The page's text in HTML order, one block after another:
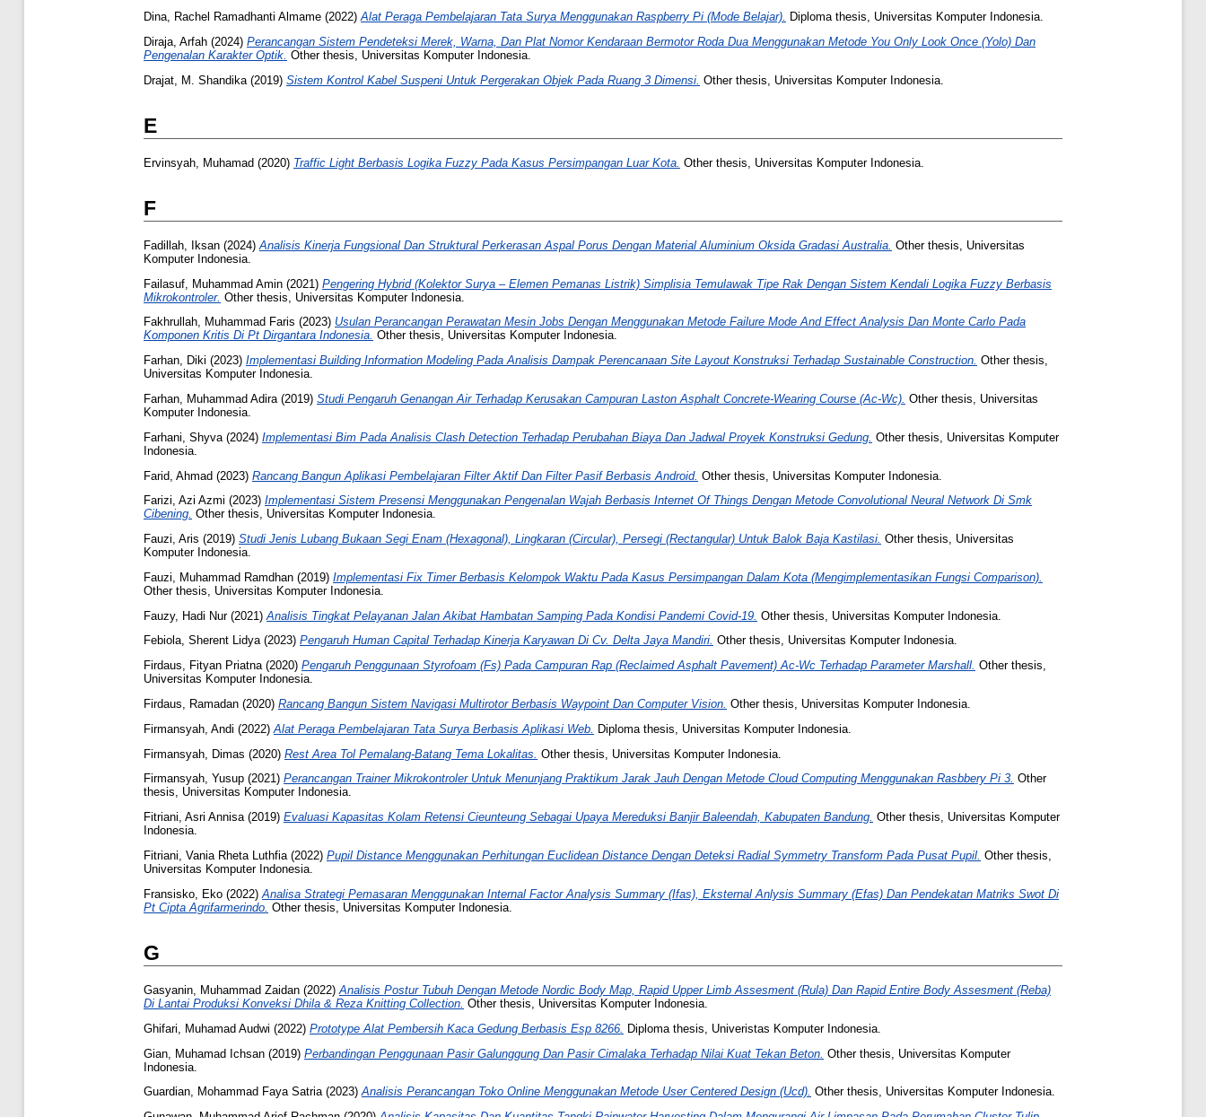
Dina, Rachel Ramadhanti Almame (2022) Alat Peraga Pembelajaran Tata Surya Menggunakan Raspberry Pi (Mode Belajar).
Diploma thesis, Universitas Komputer Indonesia.
Diraja, Arfah (2024) Perancangan Sistem Pendeteksi Merek, Warna, Dan Plat Nomor Kendaraan Bermotor Roda Dua Menggunakan Metode You Only Look Once (Yolo) Dan
Pengenalan Karakter Optik. Other thesis, Universitas Komputer Indonesia.
Drajat, M. Shandika (2019) Sistem Kontrol Kabel Suspeni Untuk Pergerakan Objek Pada Ruang 3 Dimensi. Other thesis, Universitas Komputer Indonesia.
E
Ervinsyah, Muhamad (2020) Traffic Light Berbasis Logika Fuzzy Pada Kasus Persimpangan Luar Kota. Other thesis, Universitas Komputer Indonesia.
F
Fadillah, Iksan (2024) Analisis Kinerja Fungsional Dan Struktural Perkerasan Aspal Porus Dengan Material Aluminium Oksida Gradasi Australia. Other thesis, Universitas
Komputer Indonesia.
Failasuf, Muhammad Amin (2021) Pengering Hybrid (Kolektor Surya – Elemen Pemanas Listrik) Simplisia Temulawak Tipe Rak Dengan Sistem Kendali Logika Fuzzy Berbasis
Mikrokontroler. Other thesis, Universitas Komputer Indonesia.
Fakhrullah, Muhammad Faris (2023) Usulan Perancangan Perawatan Mesin Jobs Dengan Menggunakan Metode Failure Mode And Effect Analysis Dan Monte Carlo Pada
Komponen Kritis Di Pt Dirgantara Indonesia. Other thesis, Universitas Komputer Indonesia.
Farhan, Diki (2023) Implementasi Building Information Modeling Pada Analisis Dampak Perencanaan Site Layout Konstruksi Terhadap Sustainable Construction. Other thesis,
Universitas Komputer Indonesia.
Farhan, Muhammad Adira (2019) Studi Pengaruh Genangan Air Terhadap Kerusakan Campuran Laston Asphalt Concrete-Wearing Course (Ac-Wc). Other thesis, Universitas
Komputer Indonesia.
Farhani, Shyva (2024) Implementasi Bim Pada Analisis Clash Detection Terhadap Perubahan Biaya Dan Jadwal Proyek Konstruksi Gedung. Other thesis, Universitas Komputer
Indonesia.
Farid, Ahmad (2023) Rancang Bangun Aplikasi Pembelajaran Filter Aktif Dan Filter Pasif Berbasis Android. Other thesis, Universitas Komputer Indonesia.
Farizi, Azi Azmi (2023) Implementasi Sistem Presensi Menggunakan Pengenalan Wajah Berbasis Internet Of Things Dengan Metode Convolutional Neural Network Di Smk
Cibening. Other thesis, Universitas Komputer Indonesia.
Fauzi, Aris (2019) Studi Jenis Lubang Bukaan Segi Enam (Hexagonal), Lingkaran (Circular), Persegi (Rectangular) Untuk Balok Baja Kastilasi. Other thesis, Universitas
Komputer Indonesia.
Fauzi, Muhammad Ramdhan (2019) Implementasi Fix Timer Berbasis Kelompok Waktu Pada Kasus Persimpangan Dalam Kota (Mengimplementasikan Fungsi Comparison).
Other thesis, Universitas Komputer Indonesia.
Fauzy, Hadi Nur(2021) Analisis Tingkat Pelayanan Jalan Akibat Hambatan Samping Pada Kondisi Pandemi Covid-19. Other thesis, Universitas Komputer Indonesia.
Febiola, Sherent Lidya(2023) Pengaruh Human Capital Terhadap Kinerja Karyawan Di Cv. Delta Jaya Mandiri. Other thesis, Universitas Komputer Indonesia.
Firdaus, Fityan Priatna(2020) Pengaruh Penggunaan Styrofoam (Fs) Pada Campuran Rap (Reclaimed Asphalt Pavement) Ac-Wc Terhadap Parameter Marshall. Other thesis,
Universitas Komputer Indonesia.
Firdaus, Ramadan (2020) Rancang Bangun Sistem Navigasi Multirotor Berbasis Waypoint Dan Computer Vision. Other thesis, Universitas Komputer Indonesia.
Firmansyah, Andi (2022) Alat Peraga Pembelajaran Tata Surya Berbasis Aplikasi Web.
Diploma thesis, Universitas Komputer Indonesia.
Firmansyah, Dimas (2020) Rest Area Tol Pemalang-Batang Tema Lokalitas. Other thesis, Universitas Komputer Indonesia.
Firmansyah, Yusup (2021) Perancangan Trainer Mikrokontroler Untuk Menunjang Praktikum Jarak Jauh Dengan Metode Cloud Computing Menggunakan Rasbbery Pi 3. Other
thesis, Universitas Komputer Indonesia.
Fitriani, Asri Annisa(2019) Evaluasi Kapasitas Kolam Retensi Cieunteung Sebagai Upaya Mereduksi Banjir Baleendah, Kabupaten Bandung. Other thesis, Universitas Komputer
Indonesia.
Fitriani, Vania Rheta Luthfia(2022) Pupil Distance Menggunakan Perhitungan Euclidean Distance Dengan Deteksi Radial Symmetry Transform Pada Pusat Pupil. Other thesis,
Universitas Komputer Indonesia.
Fransisko, Eko (2022) Analisa Strategi Pemasaran Menggunakan Internal Factor Analysis Summary (Ifas), Eksternal Anlysis Summary (Efas) Dan Pendekatan Matriks Swot Di
Pt Cipta Agrifarmerindo. Other thesis, Universitas Komputer Indonesia.
G
Gasyanin, Muhammad Zaidan (2022) Analisis Postur Tubuh Dengan Metode Nordic Body Map, Rapid Upper Limb Assesment (Rula) Dan Rapid Entire Body Assesment (Reba)
Di Lantai Produksi Konveksi Dhila & Reza Knitting Collection. Other thesis, Universitas Komputer Indonesia.
Ghifari, Muhamad Audwi (2022) Prototype Alat Pembersih Kaca Gedung Berbasis Esp 8266.
Diploma thesis, Univeristas Komputer Indonesia.
Gian, Muhamad Ichsan (2019) Perbandingan Penggunaan Pasir Galunggung Dan Pasir Cimalaka Terhadap Nilai Kuat Tekan Beton. Other thesis, Universitas Komputer
Indonesia.
Guardian, Mohammad Faya Satria(2023)Analisis Perancangan Toko Online Menggunakan Metode User Centered Design (Ucd). Other thesis, Universitas Komputer Indonesia.